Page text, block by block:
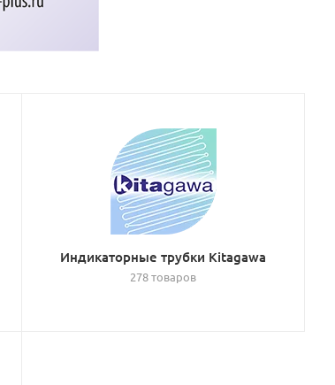
Индикаторные трубки Kitagawa
278 товаров